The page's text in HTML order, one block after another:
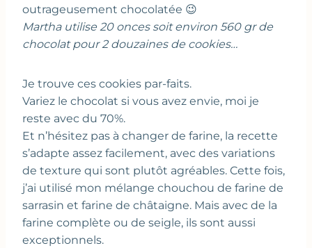
outrageusement chocolatée 😉
Martha utilise 20 onces soit environ 560 gr de
chocolat pour 2 douzaines de cookies…
Je trouve ces cookies par-faits.
Variez le chocolat si vous avez envie, moi je
reste avec du 70%.
Et n’hésitez pas à changer de farine, la recette
s’adapte assez facilement, avec des variations
de texture qui sont plutôt agréables. Cette fois,
j’ai utilisé mon mélange chouchou de farine de
sarrasin et farine de châtaigne. Mais avec de la
farine complète ou de seigle, ils sont aussi
exceptionnels.